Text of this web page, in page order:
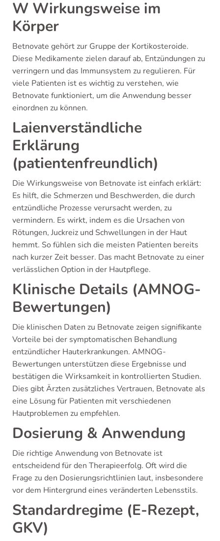
W Wirkungsweise im
Körper
Betnovate gehört zur Gruppe der Kortikosteroide.
Diese Medikamente zielen darauf ab, Entzündungen zu
verringern und das Immunsystem zu regulieren. Für
viele Patienten ist es wichtig zu verstehen, wie
Betnovate funktioniert, um die Anwendung besser
einordnen zu können.
Laienverständliche
Erklärung
(patientenfreundlich)
Die Wirkungsweise von Betnovate ist einfach erklärt:
Es hilft, die Schmerzen und Beschwerden, die durch
entzündliche Prozesse verursacht werden, zu
vermindern. Es wirkt, indem es die Ursachen von
Rötungen, Juckreiz und Schwellungen in der Haut
hemmt. So fühlen sich die meisten Patienten bereits
nach kurzer Zeit besser. Das macht Betnovate zu einer
verlässlichen Option in der Hautpflege.
Klinische Details (AMNOG-
Bewertungen)
Die klinischen Daten zu Betnovate zeigen signifikante
Vorteile bei der symptomatischen Behandlung
entzündlicher Hauterkrankungen. AMNOG-
Bewertungen unterstützen diese Ergebnisse und
bestätigen die Wirksamkeit in kontrollierten Studien.
Dies gibt Ärzten zusätzliches Vertrauen, Betnovate als
eine Lösung für Patienten mit verschiedenen
Hautproblemen zu empfehlen.
Dosierung & Anwendung
Die richtige Anwendung von Betnovate ist
entscheidend für den Therapieerfolg. Oft wird die
Frage zu den Dosierungsrichtlinien laut, insbesondere
vor dem Hintergrund eines veränderten Lebensstils.
Standardregime (E-Rezept,
GKV)